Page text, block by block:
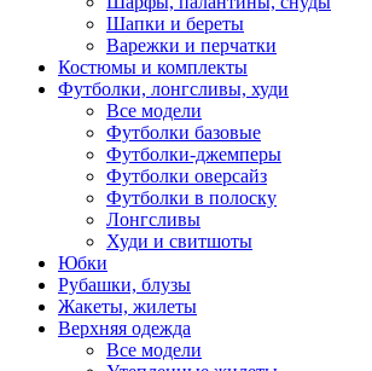
Шапки и береты
Варежки и перчатки
Костюмы и комплекты
Футболки, лонгсливы, худи
Все модели
Футболки базовые
Футболки-джемперы
Футболки оверсайз
Футболки в полоску
Лонгсливы
Худи и свитшоты
Юбки
Рубашки, блузы
Жакеты, жилеты
Верхняя одежда
Все модели